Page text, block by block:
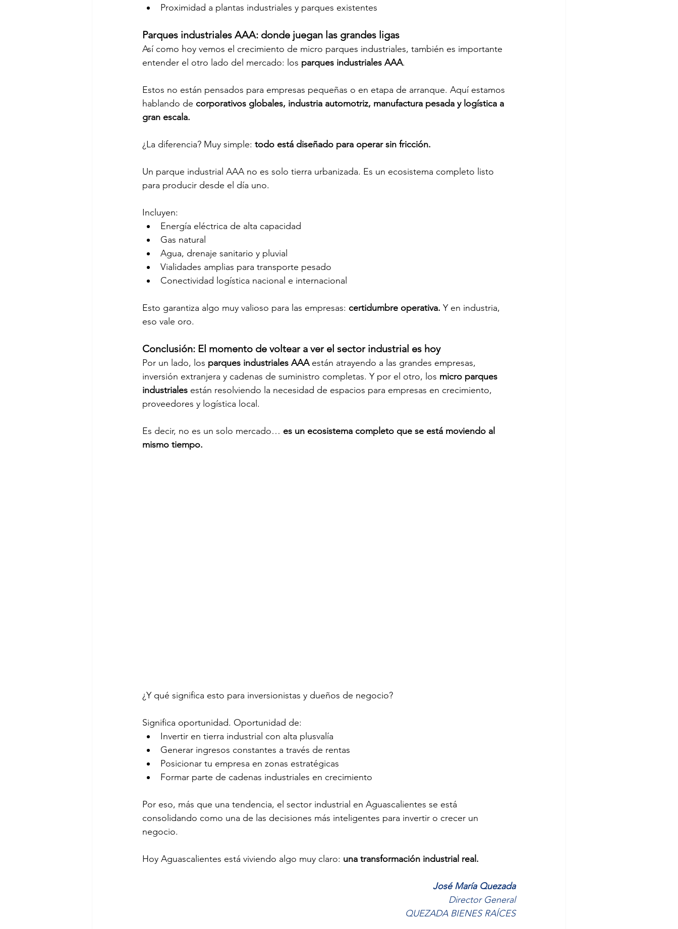
Proximidad a plantas industriales y parques existentes
Parques industriales AAA: donde juegan las grandes ligas
Así como hoy vemos el crecimiento de micro parques industriales, también es importante
entender el otro lado del mercado: los parques industriales AAA.
Estos no están pensados para empresas pequeñas o en etapa de arranque. Aquí estamos
hablando de corporativos globales, industria automotriz, manufactura pesada y logística a
gran escala.
¿La diferencia? Muy simple: todo está diseñado para operar sin fricción.
Un parque industrial AAA no es solo tierra urbanizada. Es un ecosistema completo listo
para producir desde el día uno.
Incluyen:
Energía eléctrica de alta capacidad
Gas natural
Agua, drenaje sanitario y pluvial
Vialidades amplias para transporte pesado
Conectividad logística nacional e internacional
Esto garantiza algo muy valioso para las empresas: certidumbre operativa. Y en industria,
eso vale oro.
Conclusión: El momento de voltear a ver el sector industrial es hoy
Por un lado, los parques industriales AAA están atrayendo a las grandes empresas,
inversión extranjera y cadenas de suministro completas. Y por el otro, los micro parques
industriales están resolviendo la necesidad de espacios para empresas en crecimiento,
proveedores y logística local.
Es decir, no es un solo mercado… es un ecosistema completo que se está moviendo al
mismo tiempo.
¿Y qué significa esto para inversionistas y dueños de negocio?
Significa oportunidad. Oportunidad de:
Invertir en tierra industrial con alta plusvalía
Generar ingresos constantes a través de rentas
Posicionar tu empresa en zonas estratégicas
Formar parte de cadenas industriales en crecimiento
Por eso, más que una tendencia, el sector industrial en Aguascalientes se está
consolidando como una de las decisiones más inteligentes para invertir o crecer un
negocio.
Hoy Aguascalientes está viviendo algo muy claro: una transformación industrial real.
José María Quezada
Director General
QUEZADA BIENES RAÍCES